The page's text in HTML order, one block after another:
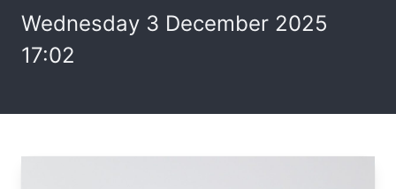
Wednesday 3 December 2025
17:02